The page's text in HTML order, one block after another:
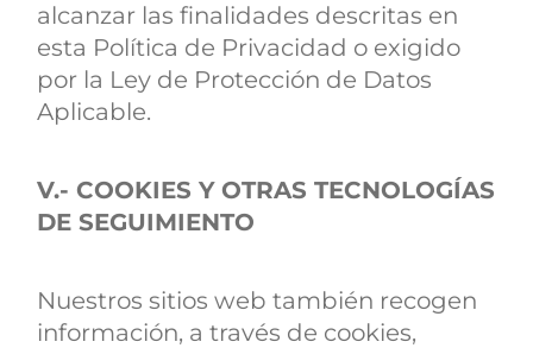
alcanzar las finalidades descritas en
esta Política de Privacidad o exigido
por la Ley de Protección de Datos
Aplicable.
V.- COOKIES Y OTRAS TECNOLOGÍAS
DE SEGUIMIENTO
Nuestros sitios web también recogen
información, a través de cookies,